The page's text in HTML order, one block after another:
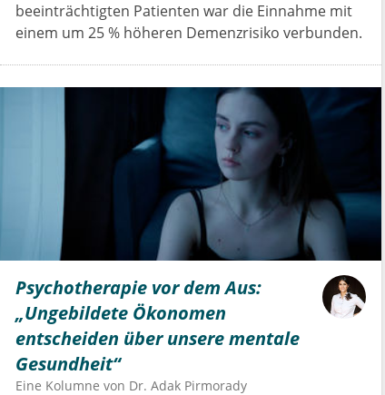
beeinträchtigten Patienten war die Einnahme mit
einem um 25 % höheren Demenzrisiko verbunden.
Psychotherapie vor dem Aus:
„Ungebildete Ökonomen
entscheiden über unsere mentale
Gesundheit“
Eine Kolumne von Dr. Adak Pirmorady